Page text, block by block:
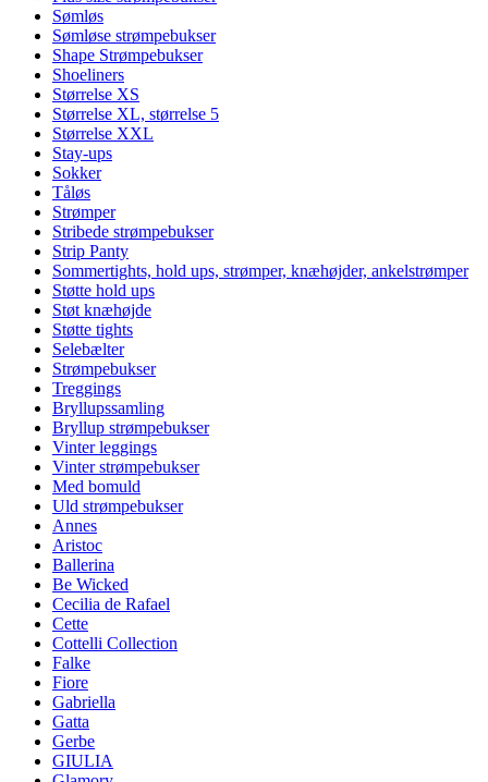
Sømløs
Sømløse strømpebukser
Shape Strømpebukser
Shoeliners
Størrelse XS
Størrelse XL, størrelse 5
Størrelse XXL
Stay-ups
Sokker
Tåløs
Strømper
Stribede strømpebukser
Strip Panty
Sommertights, hold ups, strømper, knæhøjder, ankelstrømper
Støtte hold ups
Støt knæhøjde
Støtte tights
Selebælter
Strømpebukser
Treggings
Bryllupssamling
Bryllup strømpebukser
Vinter leggings
Vinter strømpebukser
Med bomuld
Uld strømpebukser
Annes
Aristoc
Ballerina
Be Wicked
Cecilia de Rafael
Cette
Cottelli Collection
Falke
Fiore
Gabriella
Gatta
Gerbe
GIULIA